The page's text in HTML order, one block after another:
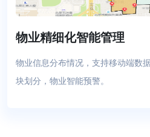
物业精细化智能管理
物业信息分布情况，支持移动端数
块划分，物业智能预警。